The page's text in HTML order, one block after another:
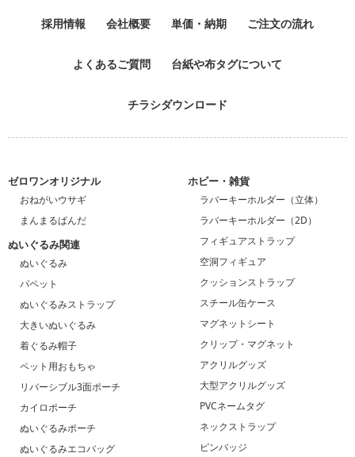
採用情報 会社概要 単価・納期 ご注文の流れ
よくあるご質問 台紙や布タグについて
チラシダウンロード
ゼロワンオリジナル
おねがいウサギ
まんまるぱんだ
ぬいぐるみ関連
ぬいぐるみ
パペット
ぬいぐるみストラップ
大きいぬいぐるみ
着ぐるみ帽子
ペット用おもちゃ
リバーシブル3面ポーチ
カイロポーチ
ぬいぐるみポーチ
ぬいぐるみエコバッグ
ホビー・雑貨
ラバーキーホルダー（立体）
ラバーキーホルダー（2D）
フィギュアストラップ
空洞フィギュア
クッションストラップ
スチール缶ケース
マグネットシート
クリップ・マグネット
アクリルグッズ
大型アクリルグッズ
PVCネームタグ
ネックストラップ
ピンバッジ